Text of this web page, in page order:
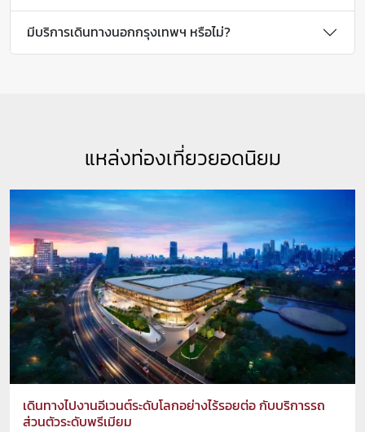
มีบริการเดินทางนอกกรุงเทพฯ หรือไม่?
แหล่งท่องเที่ยวยอดนิยม
เดินทางไปงานอีเวนต์ระดับโลกอย่างไร้รอยต่อ กับบริการรถ
ส่วนตัวระดับพรีเมียม